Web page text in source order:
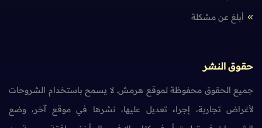
أبلغ عن مشكلة
حقوق النشر
جميع الحقوق محفوظة لموقع هرمش. لا يسمح باستخدام الشروحات
لأغراض تجارية، إجراء تعديل عليها، نشرها في موقع آخر، وضع